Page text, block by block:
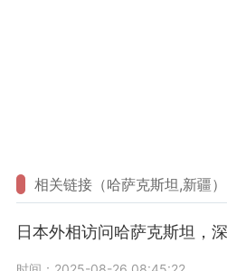
相关链接（哈萨克斯坦,新疆）
日本外相访问哈萨克斯坦，